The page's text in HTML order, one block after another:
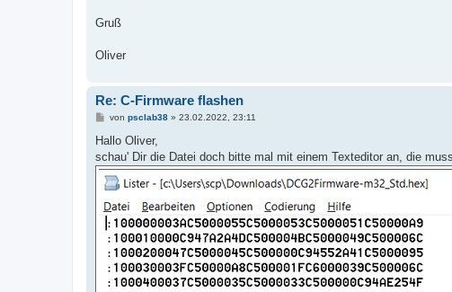
Gruß
Oliver
Re: C-Firmware flashen
B
i
r
a
g
von psclab38» 23.02.2022, 23:11
Hallo Oliver,
schau' Dir die Datei doch bitte mal mit einem Texteditor an, die